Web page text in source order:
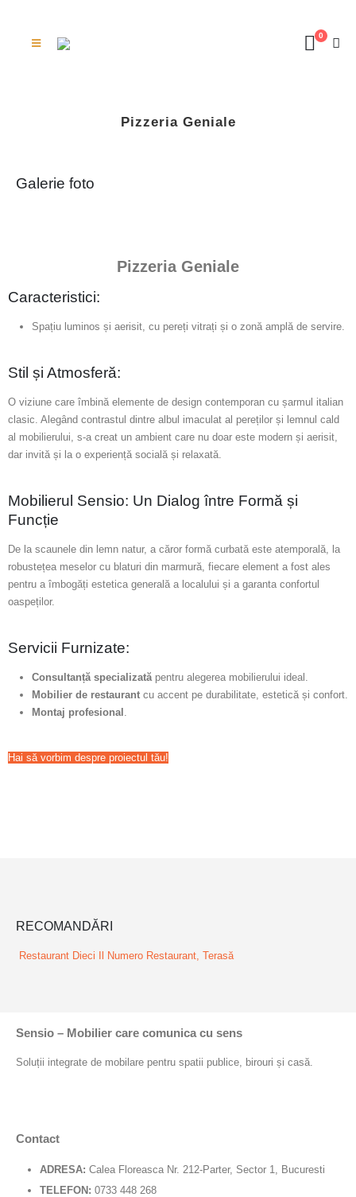
0
Pizzeria Geniale
Galerie foto
Pizzeria Geniale
Caracteristici:
Spațiu luminos și aerisit, cu pereți vitrați și o zonă amplă de servire.
Stil și Atmosferă:
O viziune care îmbină elemente de design contemporan cu șarmul italian
clasic. Alegând contrastul dintre albul imaculat al pereților și lemnul cald
al mobilierului, s-a creat un ambient care nu doar este modern și aerisit,
dar invită și la o experiență socială și relaxată.
Mobilierul Sensio: Un Dialog între Formă și
Funcție
De la scaunele din lemn natur, a căror formă curbată este atemporală, la
robustețea meselor cu blaturi din marmură, fiecare element a fost ales
pentru a îmbogăți estetica generală a localului și a garanta confortul
oaspeților.
Servicii Furnizate:
Consultanță specializatăpentru alegerea mobilierului ideal.
Mobilier de restaurantcu accent pe durabilitate, estetică și confort.
Montaj profesional
Hai să vorbim despre proiectul tău!
RECOMANDĂRI
Restaurant Dieci Il Numero Restaurant, Terasă
Sensio – Mobilier care comunica cu sens
Soluții integrate de mobilare pentru spatii publice, birouri și casă.
Contact
ADRESA: Calea Floreasca Nr. 212-Parter, Sector 1, Bucuresti
TELEFON: 0733 448 268